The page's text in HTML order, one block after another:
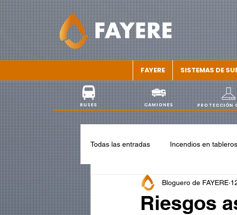
FAYERE SISTEMAS DE
BUSES CAMIONES PROTECCIÓN
Todas las entradas Incendios en
Riesgos
Bloguero de FAYERE